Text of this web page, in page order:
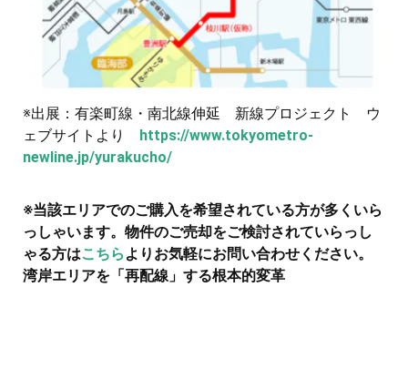
※出展：有楽町線・南北線伸延 新線プロジェクト ウ
ェブサイトより
https://www.tokyometro-
newline.jp/yurakucho/
※当該エリアでのご購入を希望されている方が多くいら
っしゃいます。物件のご売却をご検討されていらっし
ゃる方はこちら よりお気軽にお問い合わせください。
湾岸エリアを「再配線」する根本的変革